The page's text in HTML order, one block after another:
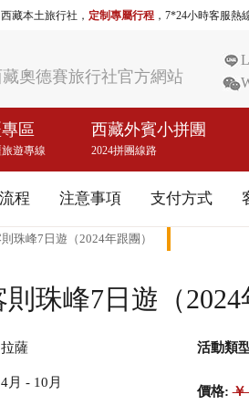
西藏本土旅行社， 定制專屬行程 ，7*24小時客服熱
藏奧德賽旅行社官方網站
區
遊專線
西藏外賓小拼團
2024拼團線路
程 注意事項 支付方式
珠峰7日遊（2024年跟團）
珠峰7日遊（2024
拉薩 活動類
4月 - 10月
價格: ￥